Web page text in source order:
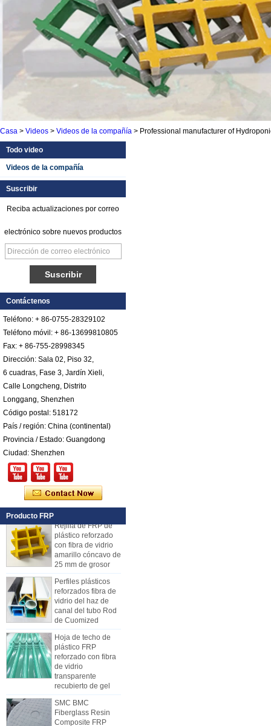
Casa > Videos > Videos de la compañía > Professional manufacturer of
Todo video
Videos de la compañía
Suscribir
Reciba actualizaciones por correo
electrónico sobre nuevos productos
Contáctenos
Teléfono: + 86-0755-28329102
Teléfono móvil: + 86-13699810805
Fax: + 86-755-28998345
Dirección: Sala 02, Piso 32,
6 cuadras, Fase 3, Jardín Xieli,
Calle Longcheng, Distrito
Longgang, Shenzhen
Código postal: 518172
País / región: China (continental)
Provincia / Estado: Guangdong
Ciudad: Shenzhen
Producto FRP
Hoja de FRP de
plástico reforzado
con fibra de vidrio y
Hoja Pebbled FRP
reforzado con fibra
de vidrio COTA de
color
Comstom Thickness
White Black RV
Exterior con
aislamiento GRP
FRP Paneles en
Panel compuesto
reforzado con fibra
de vidrio FRP PU
de espuma de
plástico para
remolques
plástico reforzado
con fibra de vidrio
amarillo cóncavo de
25 mm de grosor
Perfiles plásticos
reforzados fibra de
vidrio del haz de
canal del tubo Rod
de Cuomized
Hoja de techo de
plástico FRP
reforzado con fibra
de vidrio
transparente
recubierto de gel
SMC BMC
Fiberglass Resin
Composite FRP
Tapa de registro
Cómo elegir paneles de
carrocería de camiones
refrigerados